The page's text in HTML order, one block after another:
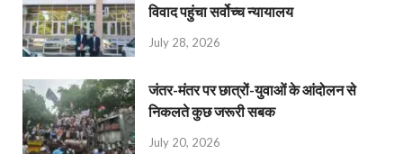
विवाद पहुंचा सर्वोच्च न्यायालय
July 28, 2026
जंतर-मंतर पर छात्रों-युवाओं के आंदोलन से
निकलते कुछ जरूरी सबक
July 20, 2026